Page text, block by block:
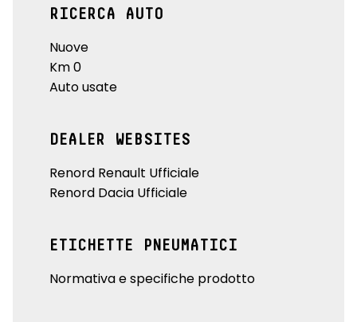
RICERCA AUTO
Nuove
Km 0
Auto usate
DEALER WEBSITES
Renord Renault Ufficiale
Renord Dacia Ufficiale
ETICHETTE PNEUMATICI
Normativa e specifiche prodotto